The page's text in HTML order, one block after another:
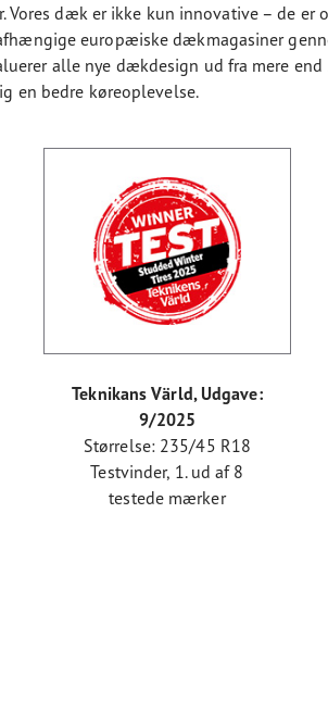
dæk er ikke kun innovative – de er
europæiske dækmagasiner
alle nye dækdesign ud fra mere end
en bedre køreoplevelse.
Teknikans Värld, Udgave:
9/2025
Størrelse: 235/45 R18
Testvinder, 1. ud af 8
testede mærker